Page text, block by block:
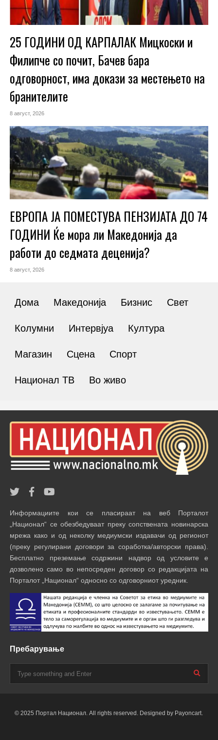
25 ГОДИНИ ОД КАРПАЛАК Мицкоски и
Филипче со почит, Бачев бара
одговорност, има докази за местењето на
бранителите
8 август, 2026
ЕВРОПА ЈА ПОМЕСТУВА ПЕНЗИЈАТА ДО 74
ГОДИНИ Ќе мора ли Македонија да
работи до седмата деценија?
8 август, 2026
Дома Македонија Бизнис Свет
Колумни Интервјуа Култура
Магазин Сцена Спорт
Национал ТВ Во живо
Информациите кои се пласираат на веб Порталот
„Национал“ се обезбедуваат преку сопствената новинарска
мрежа како и од неколку медиумски издавачи од регионот
(преку регулирани договори за соработка/авторски права).
Бесплатно преземање содржини надвор од условите е
дозволено само во непосреден договор со редакцијата на
Порталот „Национал“ односно со одговорниот уредник.
Пребарување
© 2025 Портал Национал. All rights reserved. Designed by Payoncart.